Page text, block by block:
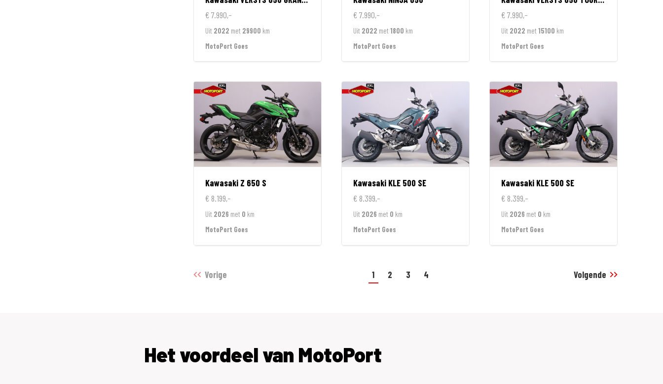
€ 7.990,-
Uit 2022 met 29900 km
MotoPort Goes
€ 7.990,-
Uit 2022 met 1800 km
MotoPort Goes
€ 7.990,-
Uit 2022 met 15100 km
MotoPort Goes
Kawasaki Z 650 S
€ 8.199,-
Uit 2026 met 0 km
MotoPort Goes
Kawasaki KLE 500 SE
€ 8.399,-
Uit 2026 met 0 km
MotoPort Goes
Kawasaki KLE 500 SE
€ 8.399,-
Uit 2026 met 0 km
MotoPort Goes
Vorige 1 2 3 4 Volgende
Het voordeel van MotoPort